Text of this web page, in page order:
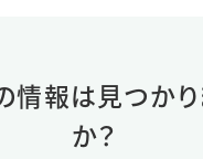
情報は見つかり
か？